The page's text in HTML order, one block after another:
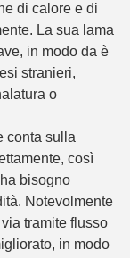
di calore e di
La sua lama
in modo da è
stranieri,
o
conta sulla
così
bisogno
Notevolmente
tramite flusso
in modo